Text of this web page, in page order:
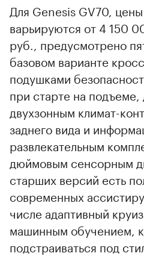
Для Genesis GV70,
варьируются от 4 150
руб., предусмотрено
базовом варианте
подушками
при старте на подъеме,
двухзонным климат-
заднего вида и
развлекательным
дюймовым сенсорным
старших версий есть
современных
числе адаптивный
машинным обучением,
подстраиваться под